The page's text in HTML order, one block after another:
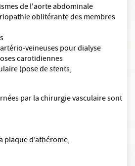
de l'aorte abdominale
oblitérante des membres
veineuses pour dialyse
carotidiennes
(pose de stents,
par la chirurgie vasculaire sont
plaque d’athérome,